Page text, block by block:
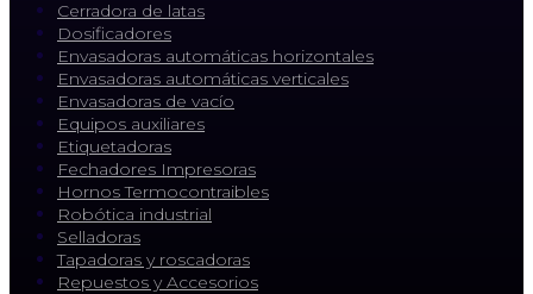
Cerradora de latas
Dosificadores
Envasadoras automáticas horizontales
Envasadoras automáticas verticales
Envasadoras de vacío
Equipos auxiliares
Etiquetadoras
Fechadores Impresoras
Hornos Termocontraibles
Robótica industrial
Selladoras
Tapadoras y roscadoras
Repuestos y Accesorios